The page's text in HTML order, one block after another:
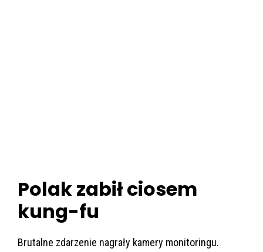
Polak zabił ciosem
kung-fu
Brutalne zdarzenie nagrały kamery monitoringu.